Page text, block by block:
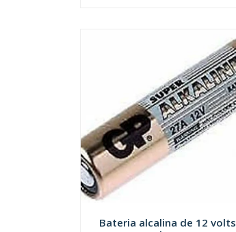
Bateria alcalina de 12 volts